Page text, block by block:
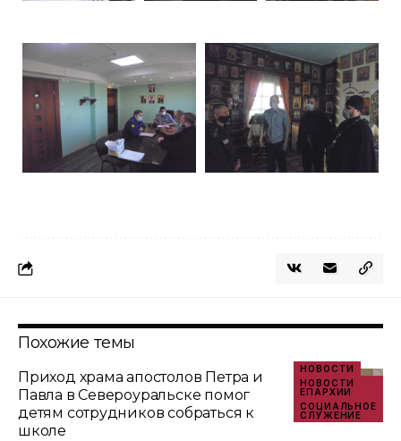
Похожие темы
НОВОСТИ
НОВОСТИ
ЕПАРХИИ
СОЦИАЛЬНОЕ
СЛУЖЕНИЕ
Приход храма апостолов Петра и
Павла в Североуральске помог
детям сотрудников собраться к
школе